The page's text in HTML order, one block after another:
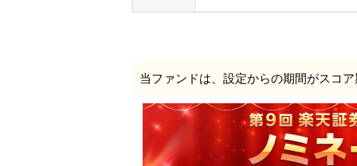
当ファンドは、設定からの期間がスコ